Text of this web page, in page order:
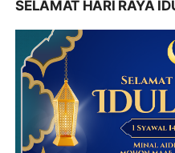
SELAMAT HARI RAYA